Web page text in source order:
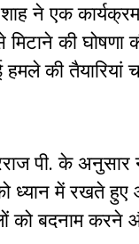
ने एक
मिटाने की
की
पी. के अनुसार
को ध्यान में रखते
को बदनाम